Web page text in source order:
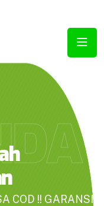
COD !! GARANSI